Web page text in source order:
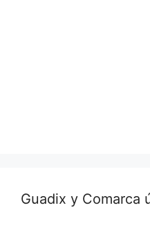
Guadix y Comarca